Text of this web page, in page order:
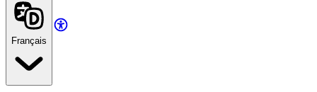
Français